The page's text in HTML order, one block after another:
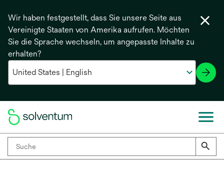
Wir haben festgestellt, dass Sie unsere Seite aus
Vereinigte Staaten von Amerika aufrufen. Möchten
Sie die Sprache wechseln, um angepasste Inhalte zu
erhalten?